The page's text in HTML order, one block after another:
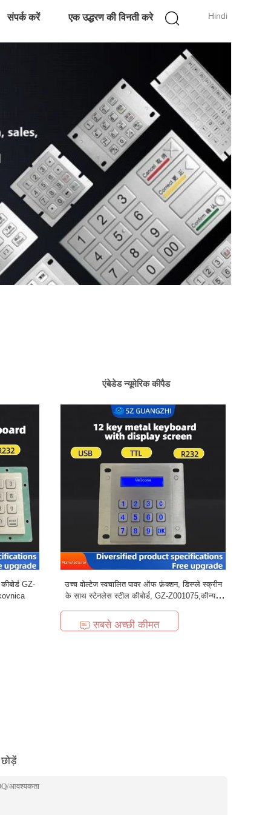
Hindi
संपर्क करें एक उद्धरण की विनती करे
एंबेडेड न्यूमेरिक कीपैड
GZ-
उच्च वोल्टेज स्वचालित पावर ऑफ फ़ंक्शन, डिस्प्ले स्क्रीन
के साथ स्टेनलेस स्टील कीबोर्ड, GZ-Z001075,कीन्यस
सबसे अच्छी कीमत